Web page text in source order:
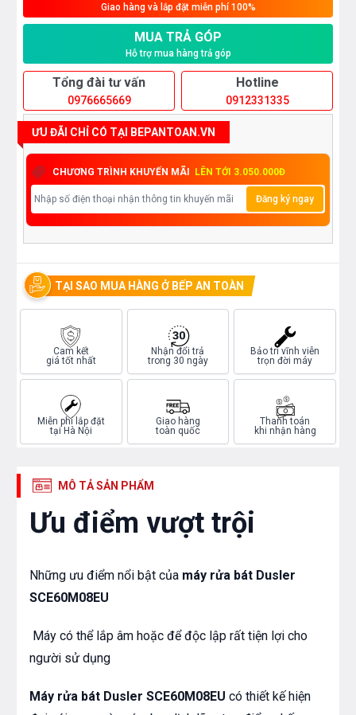
Giao hàng và lắp đặt miễn phí 100%
MUA TRẢ GÓP
Hỗ trợ mua hàng trả góp
Tổng đài tư vấn
0976665669
Hotline
0912331335
ƯU ĐÃI CHỈ CÓ TẠI BEPANTOAN.VN
CHƯƠNG TRÌNH KHUYẾN MÃI LÊN TỚI 3.050.000Đ
Đăng ký ngay
TẠI SAO MUA HÀNG Ở BẾP AN TOÀN
Cam kết
giá tốt nhất
Nhận đổi trả
trong 30 ngày
Bảo trì vĩnh viễn
trọn đời máy
Miễn phí lắp đặt
tại Hà Nội
Giao hàng
toàn quốc
Thanh toán
khi nhận hàng
MÔ TẢ SẢN PHẨM
Ưu điểm vượt trội
Những ưu điểm nổi bật của máy rửa bát Dusler
SCE60M08EU
Máy có thể lắp âm hoặc để độc lập rất tiện lợi cho
người sử dụng
Máy rửa bát Dusler SCE60M08EU có thiết kế hiện